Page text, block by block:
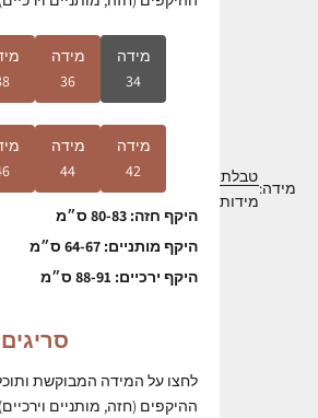
מידה:
טבלת
מידות
מידה
34
מידה
36
מידה
42
מידה
44
היקף חזה: 80-83 ס״מ
היקף מותניים: 64-67 ס״מ
היקף ירכיים: 88-91 ס״מ
סריגים
לחצו על המידה המבוקשת
ההיקפים (חזה, מותניים